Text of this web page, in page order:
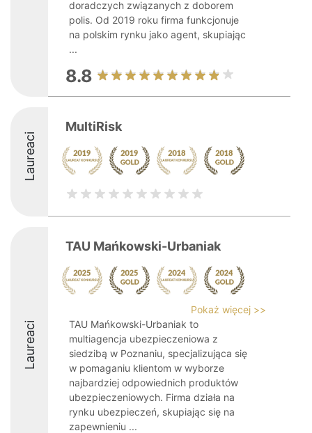
doradczych związanych z doborem
polis. Od 2019 roku firma funkcjonuje
na polskim rynku jako agent, skupiając
...
8.8
Laureaci
MultiRisk
Laureaci
TAU Mańkowski-Urbaniak
Pokaż więcej >>
TAU Mańkowski-Urbaniak to
multiagencja ubezpieczeniowa z
siedzibą w Poznaniu, specjalizująca się
w pomaganiu klientom w wyborze
najbardziej odpowiednich produktów
ubezpieczeniowych. Firma działa na
rynku ubezpieczeń, skupiając się na
zapewnieniu ...